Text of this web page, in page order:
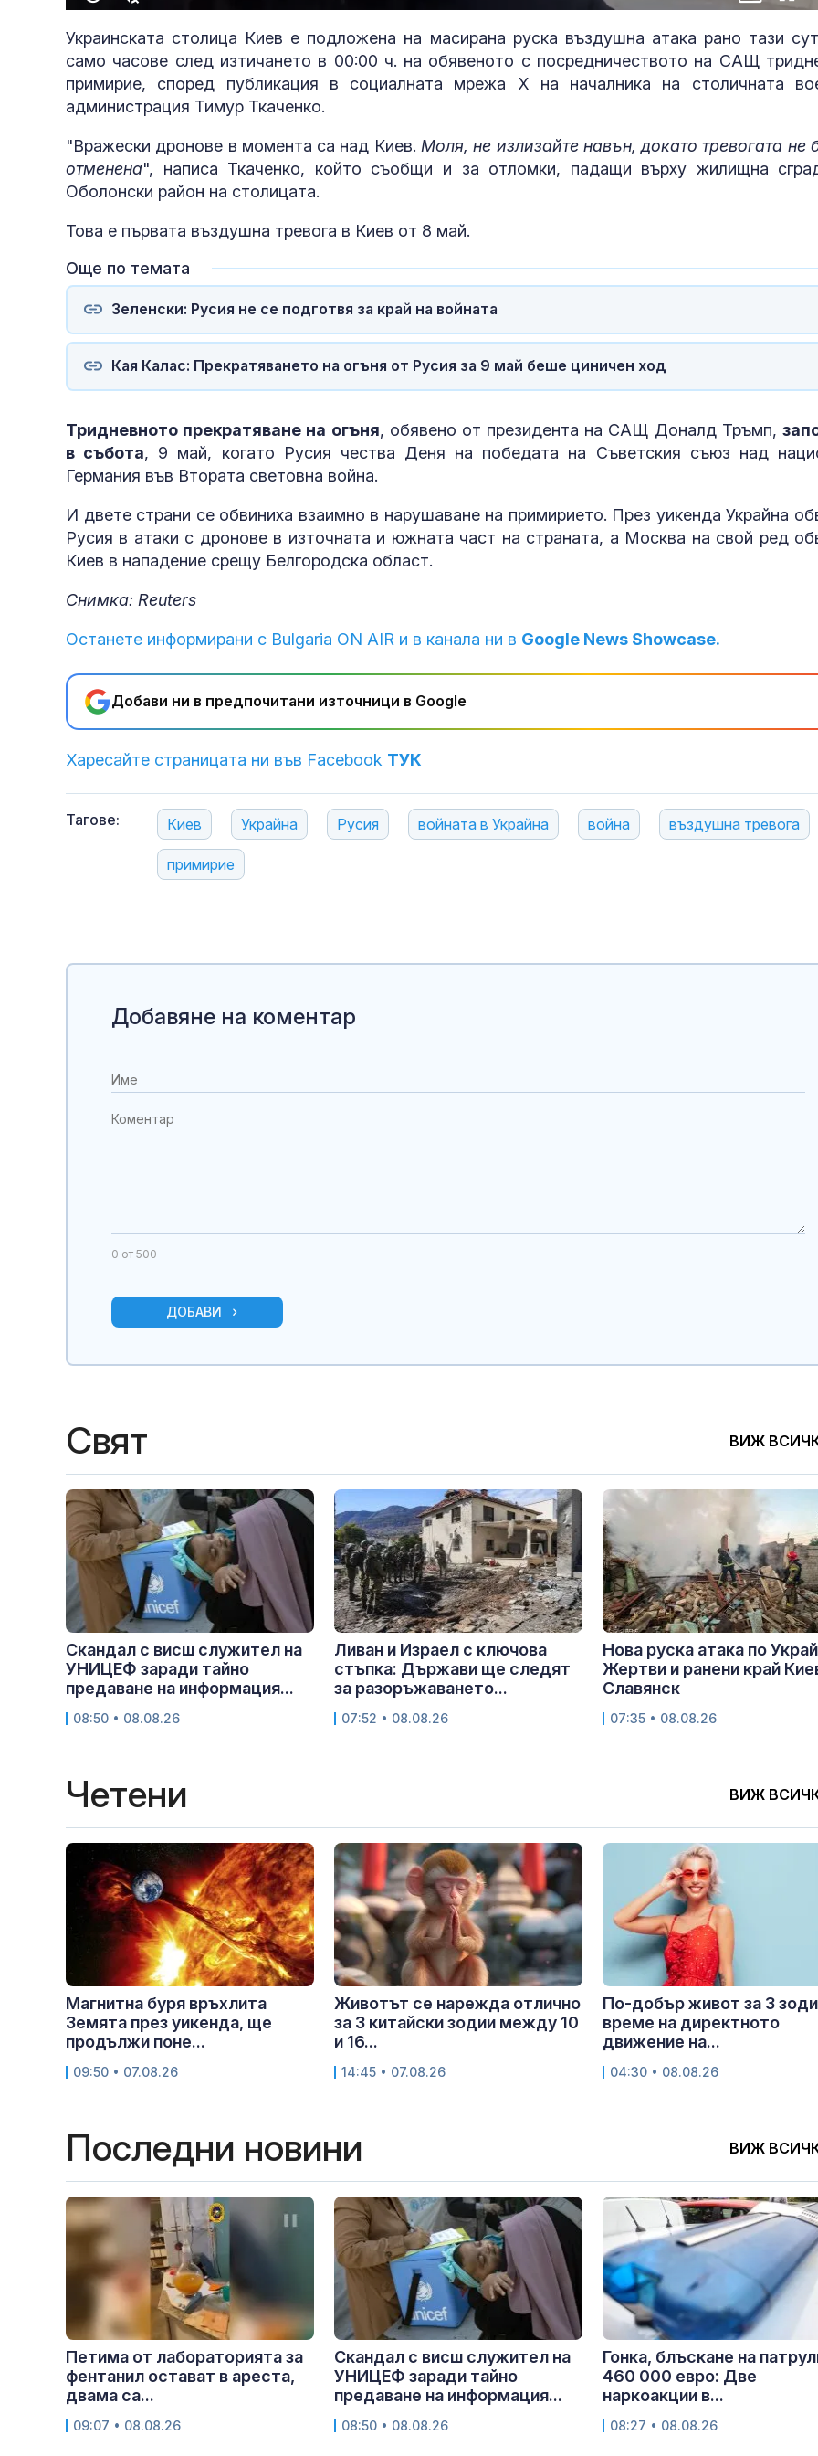
Украинската столица Киев е подложена на масирана руска въздушна атака рано тази
само часове след изтичането в 00:00 ч. на обявеното с посредничеството на САЩ
примирие, според публикация в социалната мрежа X на началника на столичната
администрация Тимур Ткаченко.
"Вражески дронове в момента са над Киев. Моля, не излизайте навън, докато тревогата не
отменена", написа Ткаченко, който съобщи и за отломки, падащи върху жилищна
Оболонски район на столицата.
Това е първата въздушна тревога в Киев от 8 май.
Още по темата
Зеленски: Русия не се подготвя за край на войната
Кая Калас: Прекратяването на огъня от Русия за 9 май беше циничен ход
Тридневното прекратяване на огъня, обявено от президента на САЩ Доналд Тръмп,
в събота, 9 май, когато Русия чества Деня на победата на Съветския съюз над
Германия във Втората световна война.
И двете страни се обвиниха взаимно в нарушаване на примирието. През уикенда Украйна
Русия в атаки с дронове в източната и южната част на страната, а Москва на свой ред
Киев в нападение срещу Белгородска област.
Снимка: Reuters
Останете информирани с Bulgaria ON AIR и в канала ни в Google News Showcase.
Добави ни в предпочитани източници в Google
Харесайте страницата ни във Facebook ТУК
Тагове: Киев Украйна Русия войната в Украйна война въздушна тревога
примирие
Променят движението
на пет трамвая от
Испания предаде на
заподозрян за банков
2014 г.
Съдът остави в ареста
фентанил
Топлинен
родителите
Почти
кърмени
шест месеца
Добавяне на коментар
0 от 500
ДОБАВИ
Свят ВИЖ
Скандал с висш служител на
УНИЦЕФ заради тайно
предаване на информация...
08:50 • 08.08.26
Ливан и Израел с ключова
стъпка: Държави ще следят
за разоръжаването...
07:52 • 08.08.26
Нова руска атака по
Жертви и ранени край
Славянск
07:35 • 08.08.26
Четени ВИЖ
Магнитна буря връхлита
Земята през уикенда, ще
продължи поне...
09:50 • 07.08.26
Животът се нарежда отлично
за 3 китайски зодии между 10
и 16...
14:45 • 07.08.26
По-добър живот за 3
време на директното
движение на...
04:30 • 08.08.26
Последни новини ВИЖ
Петима от лабораторията за
фентанил остават в ареста,
двама са...
09:07 • 08.08.26
Скандал с висш служител на
УНИЦЕФ заради тайно
предаване на информация...
08:50 • 08.08.26
Гонка, блъскане на
460 000 евро: Две
наркоакции в...
08:27 • 08.08.26